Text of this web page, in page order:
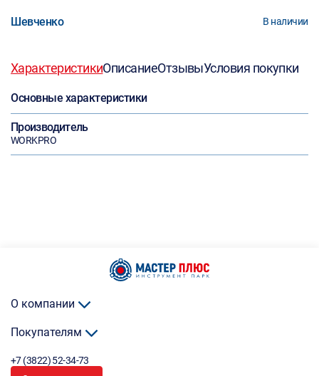
Шевченко В наличии
ХарактеристикиОписаниеОтзывыУсловия покупки
Основные характеристики
Производитель
WORKPRO
О компании
Покупателям
+7 (3822) 52-34-73